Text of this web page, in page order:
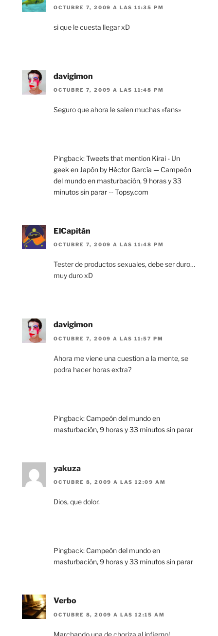
OCTUBRE 7, 2009 A LAS 11:35 PM
si que le cuesta llegar xD
davigimon
OCTUBRE 7, 2009 A LAS 11:48 PM
Seguro que ahora le salen muchas »fans»
Pingback:Tweets that mention Kirai - Un
geek en Japón by Héctor García — Campeón
del mundo en masturbación, 9 horas y 33
minutos sin parar -- Topsy.com
ElCapitán
OCTUBRE 7, 2009 A LAS 11:48 PM
Tester de productos sexuales, debe ser duro…
muy duro xD
davigimon
OCTUBRE 7, 2009 A LAS 11:57 PM
Ahora me viene una cuestion a la mente, se
podra hacer horas extra?
Pingback: Campeón del mundo en
masturbación, 9 horas y 33 minutos sin parar
yakuza
OCTUBRE 8, 2009 A LAS 12:09 AM
Dios, que dolor.
Pingback: Campeón del mundo en
masturbación, 9 horas y 33 minutos sin parar
Verbo
OCTUBRE 8, 2009 A LAS 12:15 AM
Marchando una de choriza al infierno!